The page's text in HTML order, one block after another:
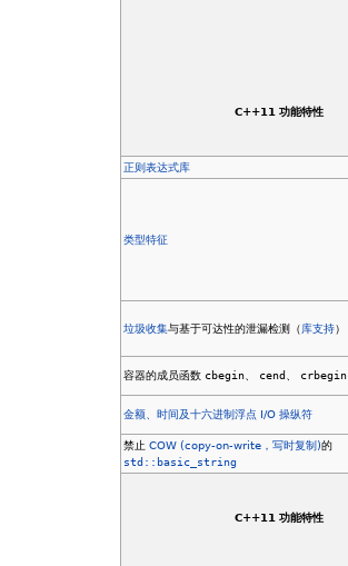
C++11 功能特性
正则表达式库
类型特征
垃圾收集与基于可达性的泄漏检测（库支持）
容器的成员函数 cbegin cend crbegin
金额、时间及十六进制浮点 I/O 操纵符
禁止COW (copy-on-write，写时复制)的
std::basic_string
C++11 功能特性